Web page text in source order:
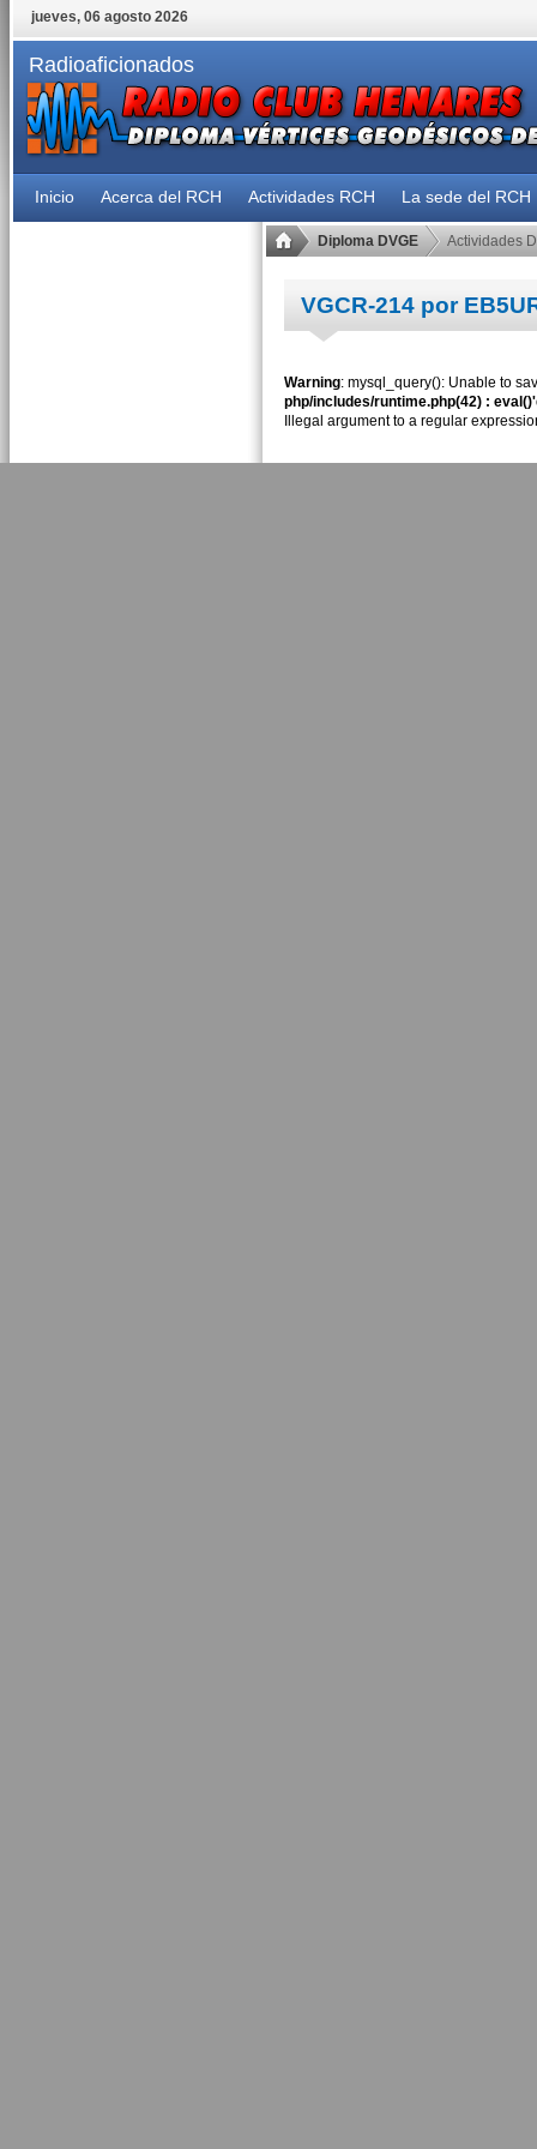
jueves, 06 agosto 2026
Radioaficionados
Inicio Acerca del RCH Actividades RCH La sede del RCH
Diploma DVGE Actividades
VGCR-214 por
Warning: mysql_query(): Unable to
php/includes/runtime.php(42) :
Illegal argument to a regular